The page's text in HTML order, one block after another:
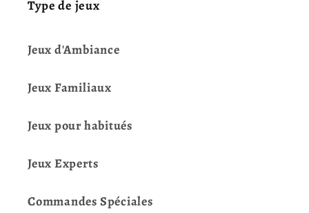
Type de jeux
Jeux d'Ambiance
Jeux Familiaux
Jeux pour habitués
Jeux Experts
Commandes Spéciales